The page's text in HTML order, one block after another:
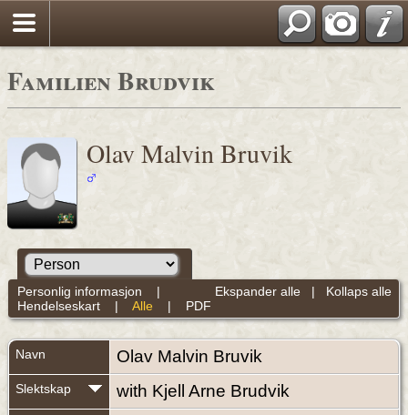
Familien Brudvik
Olav Malvin Bruvik
Ekspander alle | Kollaps alle
Personlig informasjon |
Hendelseskart| Alle | PDF
Navn Olav Malvin Bruvik
Slektskap with Kjell Arne Brudvik